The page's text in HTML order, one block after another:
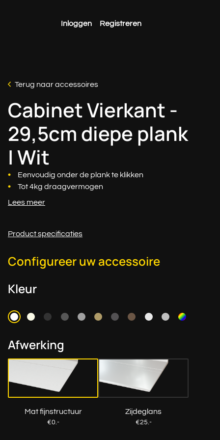
Inloggen Registreren
Terug naar accessoires
Cabinet Vierkant -
29,5cm diepe plank
| Wit
Eenvoudig onder de plank te klikken
Tot 4kg draagvermogen
Lees meer
Product specificaties
Configureer uw accessoire
Kleur
Afwerking
Mat fijnstructuur
€0.-
Zijdeglans
€25.-